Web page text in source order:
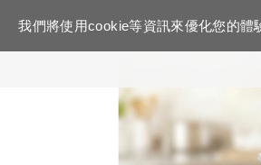
我們將使用cookie等資訊來優化您的